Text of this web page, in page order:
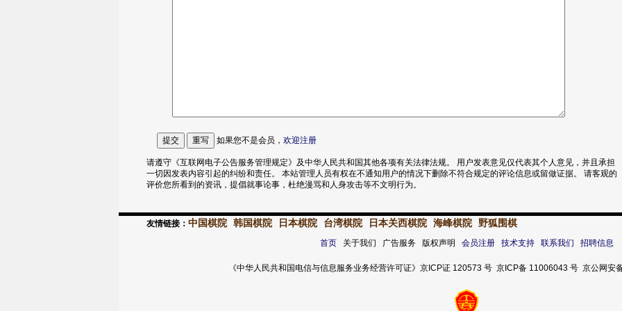
如果您不是会员， 欢迎注册
请遵守《互联网电子公告服务管理规定》及中华人民共和国其他各项有关法律法规。 用户发表意见仅代表其个人意见，并且承担
一切因发表内容引起的纠纷和责任。 本站管理人员有权在不通知用户的情况下删除不符合规定的评论信息或留做证据。 请客观的
评价您所看到的资讯，提倡就事论事，杜绝漫骂和人身攻击等不文明行为。
友情链接： 中国棋院 韩国棋院 日本棋院 台湾棋院 日本关西棋院 海峰棋院 野狐围棋
首页关于我们 广告服务 版权声明 会员注册 技术支持 联系我们 招聘信息
《中华人民共和国电信与信息服务业务经营许可证》京ICP证 120573 号 京ICP备 11006043 号 京公网安